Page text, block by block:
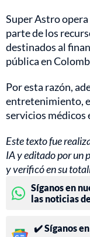
Super Astro
parte de los
destinados al
pública en
Por esta razón,
entretenimiento,
servicios médicos
Este texto fue
IA y editado por un
y verificó en su
Síganos en
las noticias
✔️ Síganos